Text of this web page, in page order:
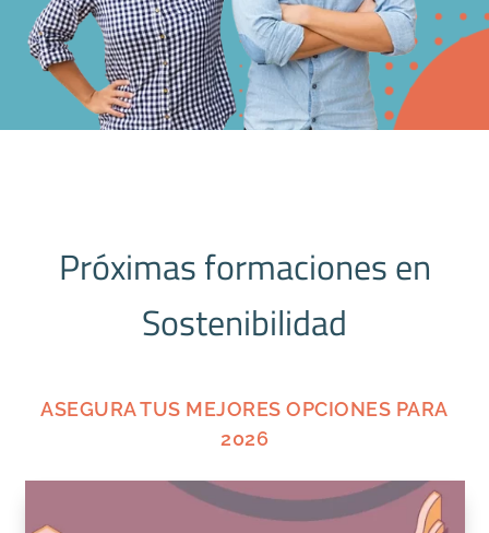
Próximas formaciones en
Sostenibilidad
ASEGURA TUS MEJORES OPCIONES PARA
2026